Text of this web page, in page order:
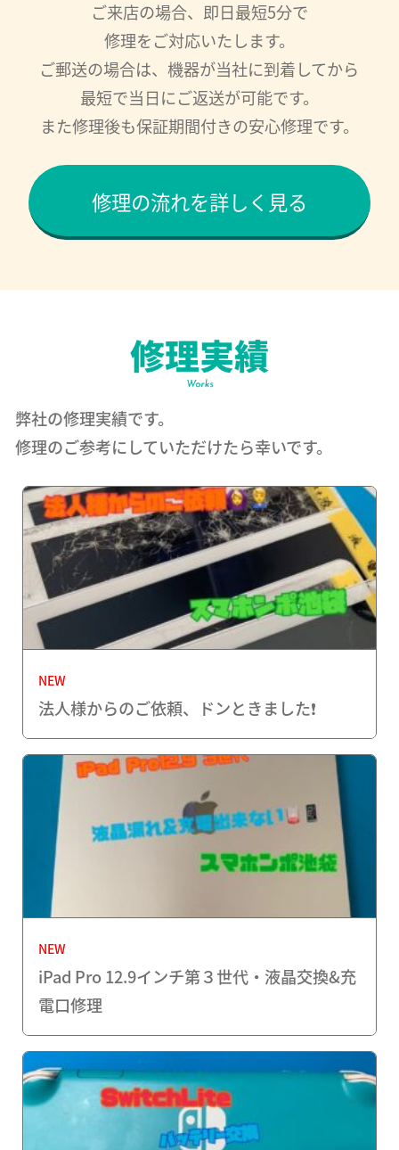
ご来店の場合、即日最短5分で
修理をご対応いたします。
ご郵送の場合は、機器が当社に到着してから
最短で当日にご返送が可能です。
また修理後も保証期間付きの安心修理です。
修理の流れを詳しく見る
弊社の修理実績です。
修理のご参考にしていただけたら幸いです。
NEW
法人様からのご依頼、ドンときました❗️
NEW
iPad Pro 12.9インチ第３世代・液晶交換&充
電口修理